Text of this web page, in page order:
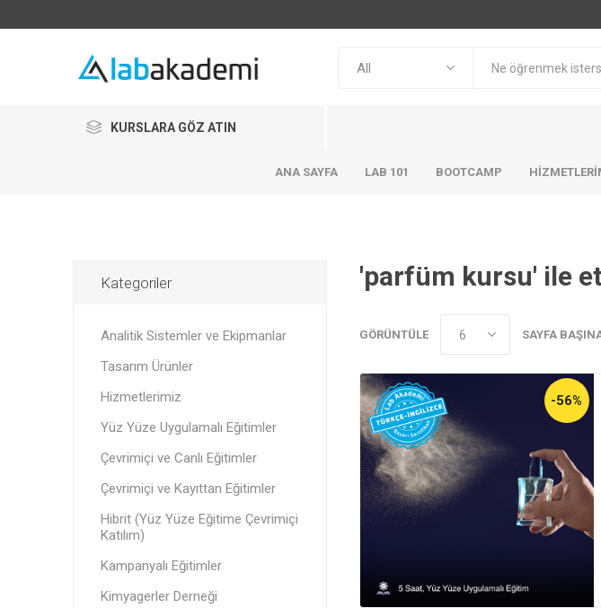
KURSLARA GÖZ ATIN
ANA SAYFA LAB 101 BOOTCAMP
'parfüm kursu' ile
GÖRÜNTÜLE SAYFA
-56%
Kategoriler
Analitik Sistemler ve Ekipmanlar
Tasarım Ürünler
Hizmetlerimiz
Yüz Yüze Uygulamalı Eğitimler
Çevrimiçi ve Canlı Eğitimler
Çevrimiçi ve Kayıttan Eğitimler
Hibrit (Yüz Yüze Eğitime Çevrimiçi
Katılım)
Kampanyalı Eğitimler
Kimyagerler Derneği